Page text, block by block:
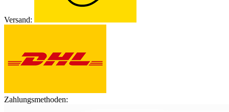
Versand:
Zahlungsmethoden: